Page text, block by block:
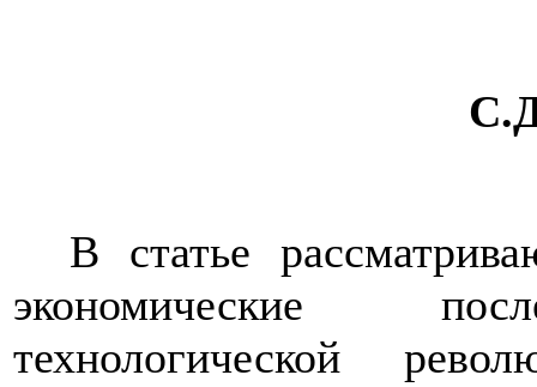
В статье
экономические
технологической